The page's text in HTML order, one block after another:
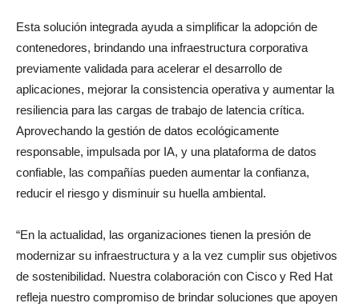
Esta solución integrada ayuda a simplificar la adopción de
contenedores, brindando una infraestructura corporativa
previamente validada para acelerar el desarrollo de
aplicaciones, mejorar la consistencia operativa y aumentar la
resiliencia para las cargas de trabajo de latencia crítica.
Aprovechando la gestión de datos ecológicamente
responsable, impulsada por IA, y una plataforma de datos
confiable, las compañías pueden aumentar la confianza,
reducir el riesgo y disminuir su huella ambiental.
“En la actualidad, las organizaciones tienen la presión de
modernizar su infraestructura y a la vez cumplir sus objetivos
de sostenibilidad. Nuestra colaboración con Cisco y Red Hat
refleja nuestro compromiso de brindar soluciones que apoyen